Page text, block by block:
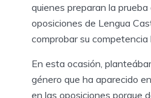
quienes preparan la
oposiciones de Lengua
comprobar su competencia
En esta ocasión,
género que ha aparecido
en las oposiciones porque